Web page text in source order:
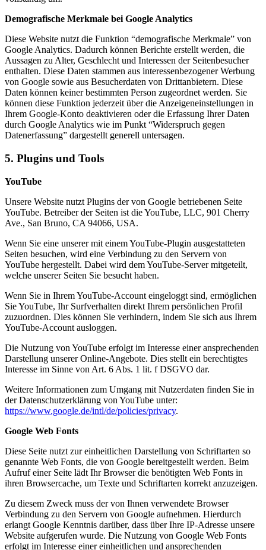
Demografische Merkmale bei Google Analytics
Diese Website nutzt die Funktion “demografische Merkmale” von
Google Analytics. Dadurch können Berichte erstellt werden, die
Aussagen zu Alter, Geschlecht und Interessen der Seitenbesucher
enthalten. Diese Daten stammen aus interessenbezogener Werbung
von Google sowie aus Besucherdaten von Drittanbietern. Diese
Daten können keiner bestimmten Person zugeordnet werden. Sie
können diese Funktion jederzeit über die Anzeigeneinstellungen in
Ihrem Google-Konto deaktivieren oder die Erfassung Ihrer Daten
durch Google Analytics wie im Punkt “Widerspruch gegen
Datenerfassung” dargestellt generell untersagen.
5. Plugins und Tools
YouTube
Unsere Website nutzt Plugins der von Google betriebenen Seite
YouTube. Betreiber der Seiten ist die YouTube, LLC, 901 Cherry
Ave., San Bruno, CA 94066, USA.
Wenn Sie eine unserer mit einem YouTube-Plugin ausgestatteten
Seiten besuchen, wird eine Verbindung zu den Servern von
YouTube hergestellt. Dabei wird dem YouTube-Server mitgeteilt,
welche unserer Seiten Sie besucht haben.
Wenn Sie in Ihrem YouTube-Account eingeloggt sind, ermöglichen
Sie YouTube, Ihr Surfverhalten direkt Ihrem persönlichen Profil
zuzuordnen. Dies können Sie verhindern, indem Sie sich aus Ihrem
YouTube-Account ausloggen.
Die Nutzung von YouTube erfolgt im Interesse einer ansprechenden
Darstellung unserer Online-Angebote. Dies stellt ein berechtigtes
Interesse im Sinne von Art. 6 Abs. 1 lit. f DSGVO dar.
Weitere Informationen zum Umgang mit Nutzerdaten finden Sie in
der Datenschutzerklärung von YouTube unter:
https://www.google.de/intl/de/policies/privacy.
Google Web Fonts
Diese Seite nutzt zur einheitlichen Darstellung von Schriftarten so
genannte Web Fonts, die von Google bereitgestellt werden. Beim
Aufruf einer Seite lädt Ihr Browser die benötigten Web Fonts in
ihren Browsercache, um Texte und Schriftarten korrekt anzuzeigen.
Zu diesem Zweck muss der von Ihnen verwendete Browser
Verbindung zu den Servern von Google aufnehmen. Hierdurch
erlangt Google Kenntnis darüber, dass über Ihre IP-Adresse unsere
Website aufgerufen wurde. Die Nutzung von Google Web Fonts
erfolgt im Interesse einer einheitlichen und ansprechenden